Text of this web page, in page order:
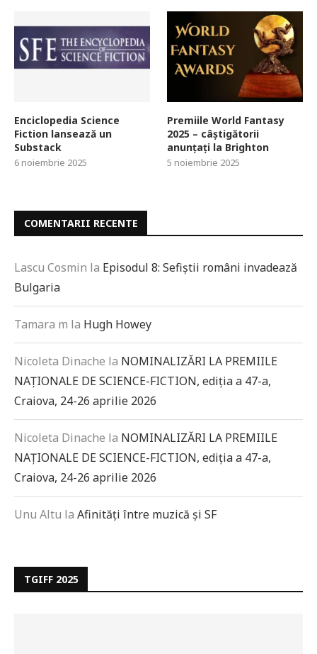
Enciclopedia Science
Fiction lansează un
Substack
6 noiembrie 2025
Premiile World Fantasy
2025 – câștigătorii
anunțați la Brighton
5 noiembrie 2025
COMENTARII RECENTE
Lascu Cosmin la Episodul 8: Sefiștii români invadează
Bulgaria
Tamara m la Hugh Howey
Nicoleta Dinache la NOMINALIZĂRI LA PREMIILE
NAȚIONALE DE SCIENCE-FICTION, ediția a 47-a,
Craiova, 24-26 aprilie 2026
Nicoleta Dinache la NOMINALIZĂRI LA PREMIILE
NAȚIONALE DE SCIENCE-FICTION, ediția a 47-a,
Craiova, 24-26 aprilie 2026
Unu Altu la Afinități între muzică și SF
TGIFF 2025